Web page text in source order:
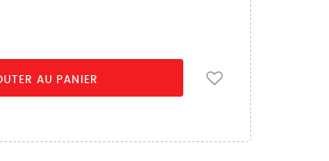
AU PANIER